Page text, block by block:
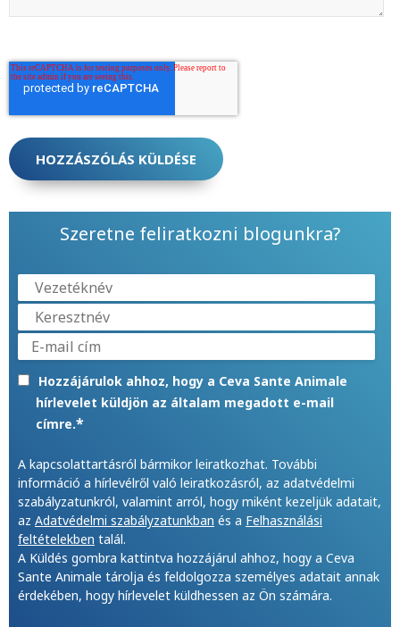
Szeretne feliratkozni blogunkra?
Hozzájárulok ahhoz, hogy a Ceva Sante Animale
hírlevelet küldjön az általam megadott e-mail
címre.*
A kapcsolattartásról bármikor leiratkozhat. További
információ a hírlevélről való leiratkozásról, az adatvédelmi
szabályzatunkról, valamint arról, hogy miként kezeljük adatait,
az Adatvédelmi szabályzatunkban és a Felhasználási
feltételekben talál.
A Küldés gombra kattintva hozzájárul ahhoz, hogy a Ceva
Sante Animale tárolja és feldolgozza személyes adatait annak
érdekében, hogy hírlevelet küldhessen az Ön számára.